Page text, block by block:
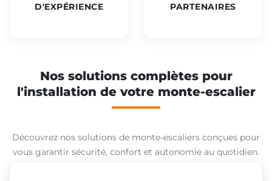
D'EXPÉRIENCE
PARTENAIRES
Nos solutions complètes pour
l'installation de votre monte-escalier
Découvrez nos solutions de monte-escaliers conçues pour
vous garantir sécurité, confort et autonomie au quotidien.